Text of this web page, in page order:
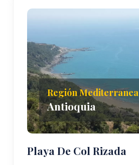
Región Mediterranea
Antioquia
Playa De Col Rizada